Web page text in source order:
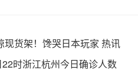
现货架！馋哭日本玩家 热讯
时浙江杭州今日确诊人数